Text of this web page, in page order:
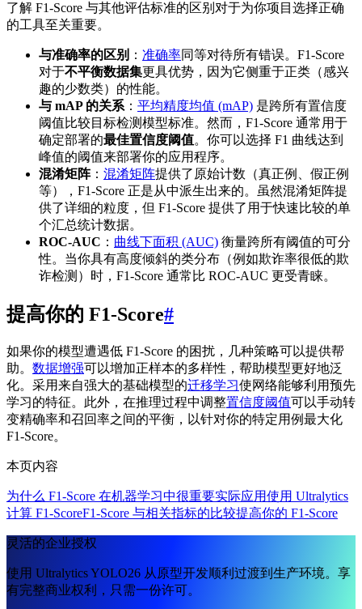
了解 F1-Score 与其他评估标准的区别对于为你项目选择正确
的工具至关重要。
与准确率的区别 ： 准确率同等对待所有错误。F1-Score
对于不平衡数据集更具优势，因为它侧重于正类（感兴
趣的少数类）的性能。
与 mAP 的关系 ： 平均精度均值 (mAP) 是跨所有置信度
阈值比较目标检测模型标准。然而，F1-Score 通常用于
确定部署的最佳置信度阈值。你可以选择 F1 曲线达到
峰值的阈值来部署你的应用程序。
混淆矩阵： 混淆矩阵提供了原始计数（真正例、假正例
等），F1-Score 正是从中派生出来的。虽然混淆矩阵提
供了详细的粒度，但 F1-Score 提供了用于快速比较的单
个汇总统计数据。
ROC-AUC ： 曲线下面积 (AUC) 衡量跨所有阈值的可分
性。当你具有高度倾斜的类分布（例如欺诈率很低的欺
诈检测）时，F1-Score 通常比 ROC-AUC 更受青睐。
提高你的 F1-Score#
如果你的模型遭遇低 F1-Score 的困扰，几种策略可以提供帮
助。 数据增强可以增加正样本的多样性，帮助模型更好地泛
化。采用来自强大的基础模型的迁移学习使网络能够利用预先
学习的特征。此外，在推理过程中调整置信度阈值可以手动转
变精确率和召回率之间的平衡，以针对你的特定用例最大化
F1-Score。
本页内容
为什么 F1-Score 在机器学习中很重要实际应用使用 Ultralytics
计算 F1-ScoreF1-Score 与相关指标的比较提高你的 F1-Score
灵活的企业授权
使用 Ultralytics YOLO26 从原型开发顺利过渡到生产环境。享
有完整商业权利，只需一份许可。